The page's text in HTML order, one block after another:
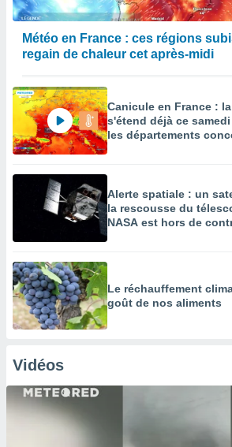
Météo en France : ces régions
regain de chaleur cet après-midi
Canicule en France :
s'étend déjà ce
les départements
Alerte spatiale : un
la rescousse du
NASA est hors de
Le réchauffement
goût de nos aliments
Vidéos